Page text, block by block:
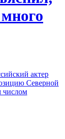
актер
Северной
числом